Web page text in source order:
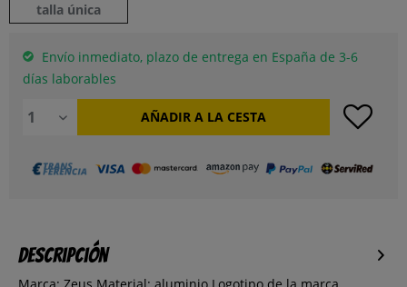
talla única
Envío inmediato, plazo de entrega en España de 3-6
días laborables
AÑADIR A LA CESTA
Descripción